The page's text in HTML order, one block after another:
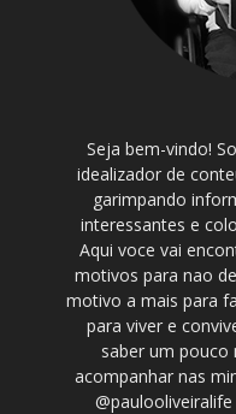
Seja bem-vindo!
idealizador de
garimpando
interessantes e
Aqui voce vai
motivos para nao
motivo a mais para
para viver e
saber um pouco
acompanhar nas